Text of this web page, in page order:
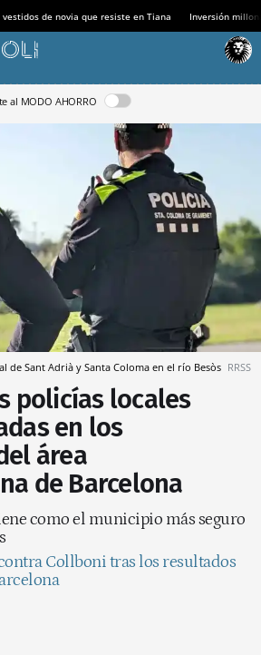
de novia que resiste en Tiana Inversión
al MODO AHORRO
de Sant Adrià y Santa Coloma en el río Besòs RRSS
policías locales
en los
área
de Barcelona
como el municipio más seguro
Collboni tras los resultados